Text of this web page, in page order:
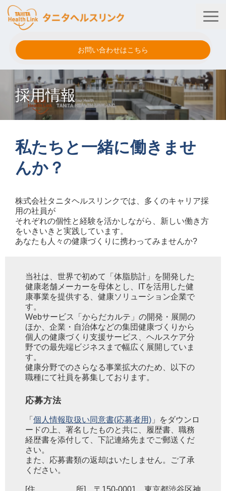
お問い合わせはこちら
タニタ健康プログラム
法人・健保向けサービス
自治体向けサービス
サービス連携
事例紹介
企業情報
採用情報
私たちと一緒に働きませ
んか？
株式会社タニタヘルスリンクでは、多くのキャリア採
用の社員が
それぞれの個性と経験を活かしながら、新しい働き方
をいきいきと実践しています。
あなたも人々の健康づくりに携わってみませんか?
当社は、世界で初めて「体脂肪計」を開発した
健康老舗メーカーを母体とし、ITを活用した健
康事業を提供する、健康ソリューション企業で
す。
Webサービス「からだカルテ」の開発・展開の
ほか、企業・自治体などの集団健康づくりから
個人の健康づくり支援サービス、ヘルスケア分
野での最先端ビジネスまで幅広く展開していま
す。
健康分野でのさらなる事業拡大のため、以下の
職種にて社員を募集しております。
応募方法
「 個人情報取扱い同意書(応募者用) 」をダウンロ
ードの上、署名したものと共に、履歴書、職務
経歴書を添付して、下記連絡先までご郵送くだ
さい。
また、応募書類の返却はいたしません。ご了承
ください。
[住 所] 〒150-0001 東京都渋谷区神